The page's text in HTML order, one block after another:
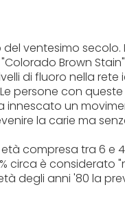
ventesimo secolo.
Brown
di fluoro nella rete
persone con
innescato un
la carie ma
compresa tra 6 e
circa è considerato
degli anni '80 la